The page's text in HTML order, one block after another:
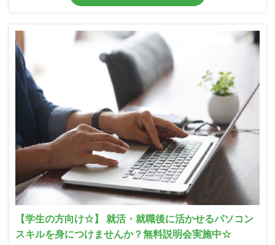
【学生の方向け☆】 就活・就職後に活かせるパソコン
スキルを身につけませんか？無料説明会実施中☆